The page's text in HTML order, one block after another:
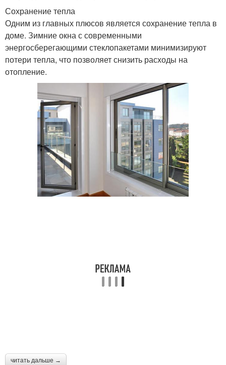
Окна при установке
монтаже
Правильная установка
Сохранение тепла
Одним из главных плюсов является сохранение тепла в
доме. Зимние окна с современными
энергосберегающими стеклопакетами минимизируют
потери тепла, что позволяет снизить расходы на
отопление.
читать дальше →